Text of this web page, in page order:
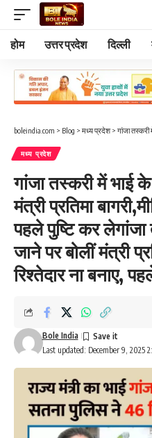
होम उत्तर प्रदेश दिल्ली
boleindia.com > Blog > मध्य प्रदेश> गांजा तस्करी में भाई के पकड़े जाने पर बोलीं
मध्य प्रदेश
गांजा तस्करी में भाई
मंत्री प्रतिमा
पहले पुष्टि कर
जाने पर बोलीं मंत्री
रिश्तेदार ना बनाए,
Last updated: December 9, 2025
Bole India